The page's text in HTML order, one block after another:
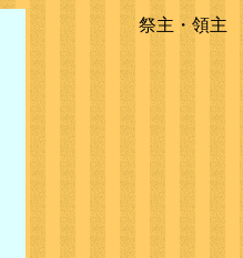
祭主・領主